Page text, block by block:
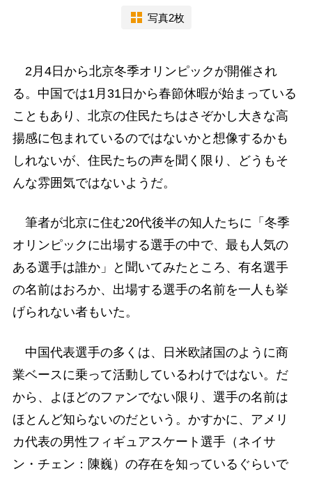
写真2枚
2月4日から北京冬季オリンピックが開催され
る。中国では1月31日から春節休暇が始まっている
こともあり、北京の住民たちはさぞかし大きな高
揚感に包まれているのではないかと想像するかも
しれないが、住民たちの声を聞く限り、どうもそ
んな雰囲気ではないようだ。
筆者が北京に住む20代後半の知人たちに「冬季
オリンピックに出場する選手の中で、最も人気の
ある選手は誰か」と聞いてみたところ、有名選手
の名前はおろか、出場する選手の名前を一人も挙
げられない者もいた。
中国代表選手の多くは、日米欧諸国のように商
業ベースに乗って活動しているわけではない。だ
から、よほどのファンでない限り、選手の名前は
ほとんど知らないのだという。かすかに、アメリ
カ代表の男性フィギュアスケート選手（ネイサ
ン・チェン：陳巍）の存在を知っているぐらいで